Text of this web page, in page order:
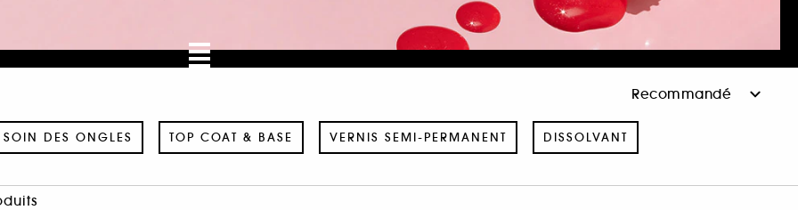
SOIN DES ONGLES TOP COAT & BASE VERNIS SEMI-PERMANENT DISSOLVANT